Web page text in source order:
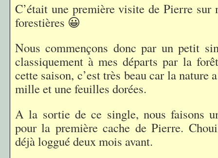
C’était une première visite de Pierre sur
forestières 😀
Nous commençons donc par un petit
classiquement à mes départs par la
cette saison, c’est très beau car la nature
mille et une feuilles dorées.
A la sortie de ce single, nous faisons
pour la première cache de Pierre.
déjà loggué deux mois avant.